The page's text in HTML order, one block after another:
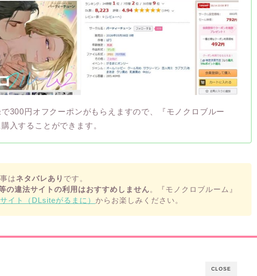
300円オフクーポンがもらえますので、『モノクロブルー
入することができます。
はネタバレあり です。
の違法サイトの利用はおすすめしません。『モノクロブルーム』
イト（DLsiteがるまに） からお楽しみください。
CLOSE